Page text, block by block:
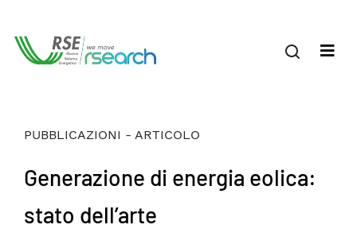
PUBBLICAZIONI - ARTICOLO
Generazione di energia eolica:
stato dell’arte